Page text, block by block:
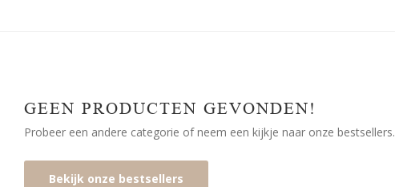
GEEN PRODUCTEN GEVONDEN!
Probeer een andere categorie of neem een kijkje naar onze bestsellers.
Bekijk onze bestsellers